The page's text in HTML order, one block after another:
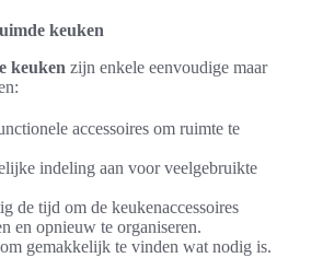
keuken
keuken zijn enkele eenvoudige maar
accessoires om ruimte te
indeling aan voor veelgebruikte
de tijd om de keukenaccessoires
en opnieuw te organiseren.
gemakkelijk te vinden wat nodig is.